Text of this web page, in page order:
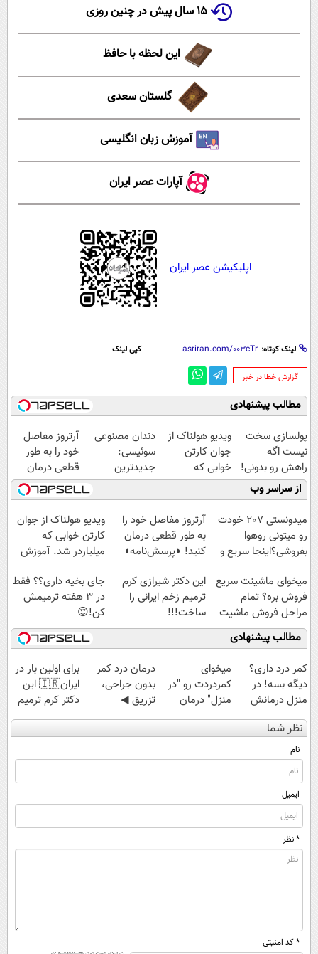
۱۵ سال پیش در چنین روزی
این لحظه با حافظ
گلستان سعدی
آموزش زبان انگلیسی
آپارات عصر ایران
اپلیکیشن عصر ایران
لینک کوتاه: کپی لینک
‌گزارش خطا در خبر
مطالب پیشنهادی
پولسازی سخت
نیست اگه
راهش رو بدونی!
" دوره رایگان "
ویدیو هولناک از
جوان کارتن
خوابی که
میلیاردر شد.
آموزش رایگان
دندان مصنوعی
سوئیسی:
جدیدترین
فناوری اروپا،
سبک و مقاوم |
پرداخت قسطی
آرتروز مفاصل
خود را به طور
قطعی درمان
کنید!
◗پرسش‌نامه◖
از سراسر وب
میدونستی 207 خودت
رو میتونی روهوا
بفروشی؟اینجا سریع و
آرتروز مفاصل خود را
به طور قطعی درمان
کنید! ◗پرسش‌نامه◖
ویدیو هولناک از جوان
کارتن خوابی که
میلیاردر شد. آموزش
میخوای ماشینت سریع
فروش بره؟ تمام
مراحل فروش ماشیت
رو به ما بسپر
این دکتر شیرازی کرم
ترمیم زخم ایرانی را
ساخت!!!
جای بخیه داری؟؟ فقط
در 3 هفته ترمیمش
کن!😍
مطالب پیشنهادی
کمر درد داری؟
دیگه بسه! در
منزل درمانش
کن
(◀پرسش‌نامه)
میخوای
کمردردت رو "در
منزل" درمان
کنی؟ (◂فیلم +
◂پرسش‌نامه)
درمان درد کمر
بدون جراحی،
تزریق ◀
پرسش‌نامه رو پر
کن ▶
برای اولین بار در
ایران🇮🇷 این
دکتر کرم ترمیم
کننده 23 روزه
ساخت!
نظر شما
نام
ایمیل
* نظر
* کد امنیتی